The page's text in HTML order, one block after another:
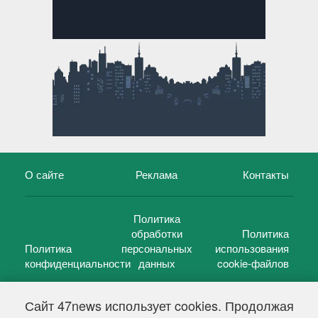
Сайт 47news использует cookies. Продолжая
О сайте Реклама Контакты
Политика
конфиденциальности
Политика
обработки
персональных
данных
Политика
использования
cookie-файлов